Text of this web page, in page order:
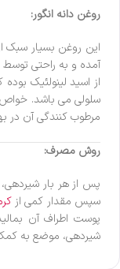
روغن دانه انگور:
آمده و به راحتی
از اسید لینولئیک
سلولی می باشد.
مرطوب کنندگی آن در
روش مصرف:
پس از هر بار
سپس مقدار کمی از
پوست اطراف آن
شیردهی، موضع به کمک